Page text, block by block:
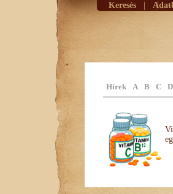
Keresés
Hírek A B C D